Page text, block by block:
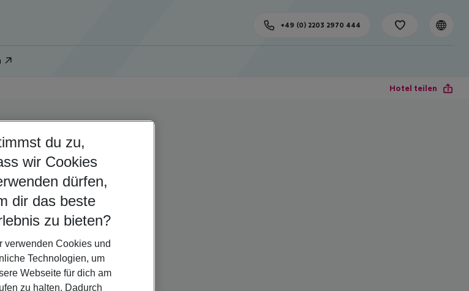
+49 (0) 2203 2970 444
Hotel teilen
du zu,
wir Cookies
dürfen,
dir das beste
zu bieten?
verwenden Cookies und
Technologien, um
Webseite für dich am
zu halten. Dadurch